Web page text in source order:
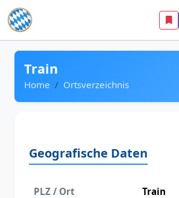
Zum Inhalt springen
Train
Home Ortsverzeichnis
Geografische Daten
PLZ / Ort Train